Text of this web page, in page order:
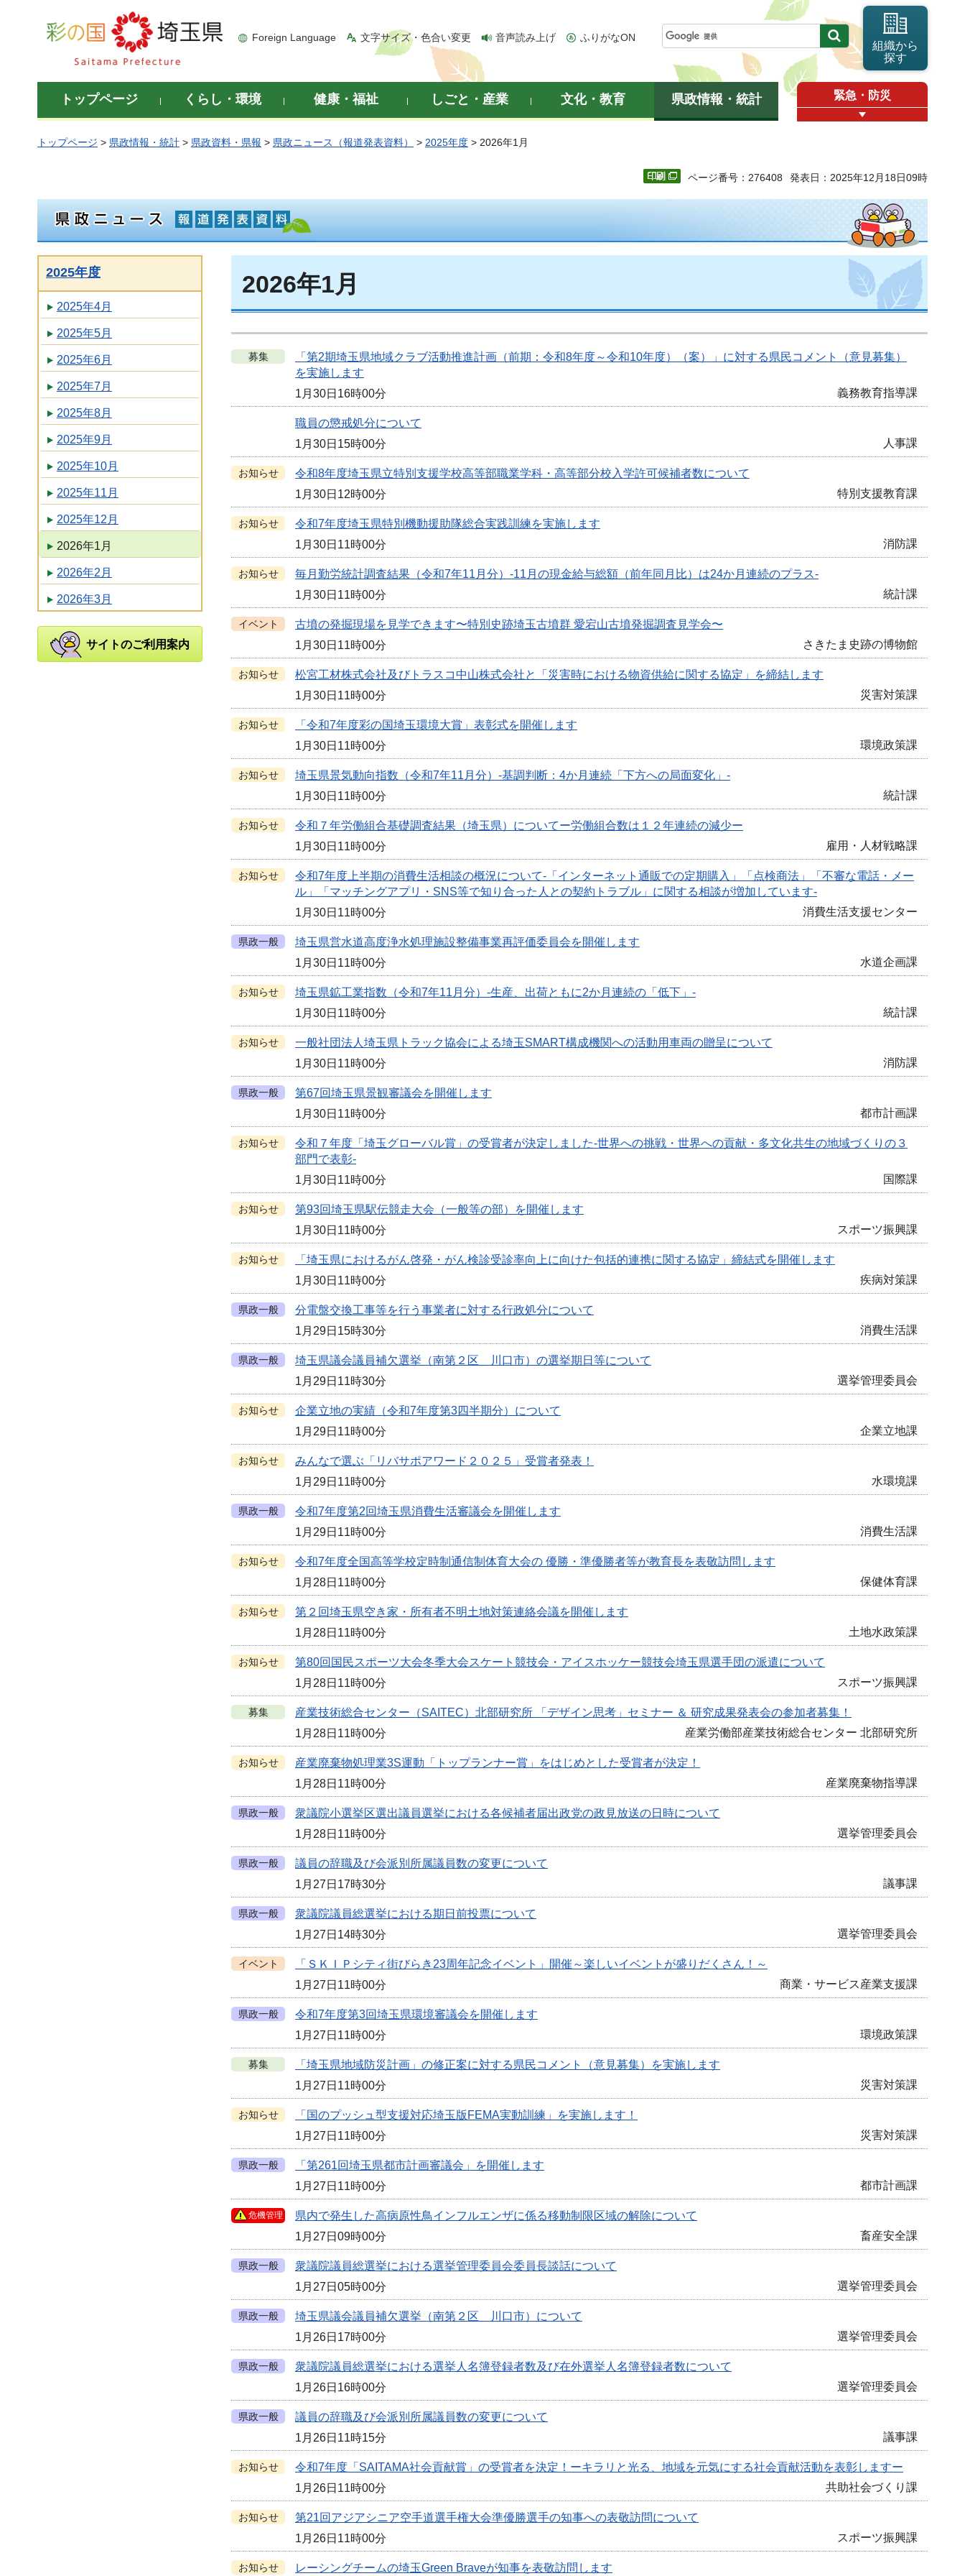
彩の国 埼玉県
Foreign Language 文字サイズ・色合い変更 音声読み上げ ふりがなON
組織から
探す
トップページ くらし・環境 健康・福祉 しごと・産業 文化・教育 県政情報・統計 緊急・防災
トップページ > 県政情報・統計 > 県政資料・県報 > 県政ニュース（報道発表資料） > 2025年度 > 2026年1月
ページ番号：276408 発表日：2025年12月18日09時
2025年度
2025年4月
2025年5月
2025年6月
2025年7月
2025年8月
2025年9月
2025年10月
2025年11月
2025年12月
2026年1月
2026年2月
2026年3月
サイトのご利用案内
2026年1月
募集
「第2期埼玉県地域クラブ活動推進計画（前期：令和8年度～令和10年度）（案）」に対する県民コメント（意見募集）
を実施します
1月30日16時00分
義務教育指導課
職員の懲戒処分について
1月30日15時00分
人事課
お知らせ
令和8年度埼玉県立特別支援学校高等部職業学科・高等部分校入学許可候補者数について
1月30日12時00分
特別支援教育課
お知らせ
令和7年度埼玉県特別機動援助隊総合実践訓練を実施します
1月30日11時00分
消防課
お知らせ
毎月勤労統計調査結果（令和7年11月分）-11月の現金給与総額（前年同月比）は24か月連続のプラス-
1月30日11時00分
統計課
イベント
古墳の発掘現場を見学できます〜特別史跡埼玉古墳群 愛宕山古墳発掘調査見学会〜
1月30日11時00分
さきたま史跡の博物館
お知らせ
松宮工材株式会社及びトラスコ中山株式会社と「災害時における物資供給に関する協定」を締結します
1月30日11時00分
災害対策課
お知らせ
「令和7年度彩の国埼玉環境大賞」表彰式を開催します
1月30日11時00分
環境政策課
お知らせ
埼玉県景気動向指数（令和7年11月分）-基調判断：4か月連続「下方への局面変化」-
1月30日11時00分
統計課
お知らせ
令和７年労働組合基礎調査結果（埼玉県）についてー労働組合数は１２年連続の減少ー
1月30日11時00分
雇用・人材戦略課
お知らせ
令和7年度上半期の消費生活相談の概況について-「インターネット通販での定期購入」「点検商法」「不審な電話・メー
ル」「マッチングアプリ・SNS等で知り合った人との契約トラブル」に関する相談が増加しています-
1月30日11時00分
消費生活支援センター
県政一般
埼玉県営水道高度浄水処理施設整備事業再評価委員会を開催します
1月30日11時00分
水道企画課
お知らせ
埼玉県鉱工業指数（令和7年11月分）-生産、出荷ともに2か月連続の「低下」-
1月30日11時00分
統計課
お知らせ
一般社団法人埼玉県トラック協会による埼玉SMART構成機関への活動用車両の贈呈について
1月30日11時00分
消防課
県政一般
第67回埼玉県景観審議会を開催します
1月30日11時00分
都市計画課
お知らせ
令和７年度「埼玉グローバル賞」の受賞者が決定しました-世界への挑戦・世界への貢献・多文化共生の地域づくりの３
部門で表彰-
1月30日11時00分
国際課
お知らせ
第93回埼玉県駅伝競走大会（一般等の部）を開催します
1月30日11時00分
スポーツ振興課
お知らせ
「埼玉県におけるがん啓発・がん検診受診率向上に向けた包括的連携に関する協定」締結式を開催します
1月30日11時00分
疾病対策課
県政一般
分電盤交換工事等を行う事業者に対する行政処分について
1月29日15時30分
消費生活課
県政一般
埼玉県議会議員補欠選挙（南第２区 川口市）の選挙期日等について
1月29日11時30分
選挙管理委員会
お知らせ
企業立地の実績（令和7年度第3四半期分）について
1月29日11時00分
企業立地課
お知らせ
みんなで選ぶ「リバサポアワード２０２５」受賞者発表！
1月29日11時00分
水環境課
県政一般
令和7年度第2回埼玉県消費生活審議会を開催します
1月29日11時00分
消費生活課
お知らせ
令和7年度全国高等学校定時制通信制体育大会の 優勝・準優勝者等が教育長を表敬訪問します
1月28日11時00分
保健体育課
お知らせ
第２回埼玉県空き家・所有者不明土地対策連絡会議を開催します
1月28日11時00分
土地水政策課
お知らせ
第80回国民スポーツ大会冬季大会スケート競技会・アイスホッケー競技会埼玉県選手団の派遣について
1月28日11時00分
スポーツ振興課
募集
産業技術総合センター（SAITEC）北部研究所 「デザイン思考」セミナー ＆ 研究成果発表会の参加者募集！
1月28日11時00分
産業労働部産業技術総合センター 北部研究所
お知らせ
産業廃棄物処理業3S運動「トップランナー賞」をはじめとした受賞者が決定！
1月28日11時00分
産業廃棄物指導課
県政一般
衆議院小選挙区選出議員選挙における各候補者届出政党の政見放送の日時について
1月28日11時00分
選挙管理委員会
県政一般
議員の辞職及び会派別所属議員数の変更について
1月27日17時30分
議事課
県政一般
衆議院議員総選挙における期日前投票について
1月27日14時30分
選挙管理委員会
イベント
「ＳＫＩＰシティ街びらき23周年記念イベント」開催～楽しいイベントが盛りだくさん！～
1月27日11時00分
商業・サービス産業支援課
県政一般
令和7年度第3回埼玉県環境審議会を開催します
1月27日11時00分
環境政策課
募集
「埼玉県地域防災計画」の修正案に対する県民コメント（意見募集）を実施します
1月27日11時00分
災害対策課
お知らせ
「国のプッシュ型支援対応埼玉版FEMA実動訓練」を実施します！
1月27日11時00分
災害対策課
県政一般
「第261回埼玉県都市計画審議会」を開催します
1月27日11時00分
都市計画課
危機管理
県内で発生した高病原性鳥インフルエンザに係る移動制限区域の解除について
1月27日09時00分
畜産安全課
県政一般
衆議院議員総選挙における選挙管理委員会委員長談話について
1月27日05時00分
選挙管理委員会
県政一般
埼玉県議会議員補欠選挙（南第２区 川口市）について
1月26日17時00分
選挙管理委員会
県政一般
衆議院議員総選挙における選挙人名簿登録者数及び在外選挙人名簿登録者数について
1月26日16時00分
選挙管理委員会
県政一般
議員の辞職及び会派別所属議員数の変更について
1月26日11時15分
議事課
お知らせ
令和7年度「SAITAMA社会貢献賞」の受賞者を決定！ーキラリと光る、地域を元気にする社会貢献活動を表彰しますー
1月26日11時00分
共助社会づくり課
お知らせ
第21回アジアシニア空手道選手権大会準優勝選手の知事への表敬訪問について
1月26日11時00分
スポーツ振興課
お知らせ レーシングチームの埼玉Green Braveが知事を表敬訪問します